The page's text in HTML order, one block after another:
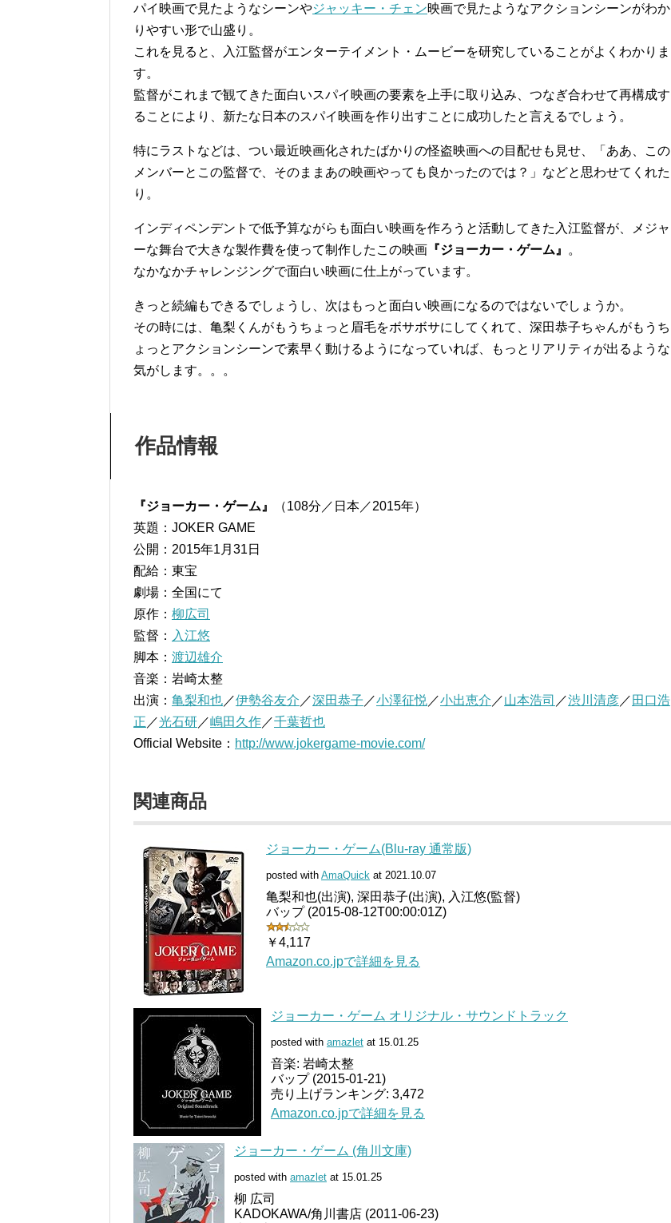
パイ映画で見たようなシーンやジャッキー・チェン映画で見たようなアクションシーンがわか
りやすい形で山盛り。
これを見ると、入江監督がエンターテイメント・ムービーを研究していることがよくわかりま
す。
監督がこれまで観てきた面白いスパイ映画の要素を上手に取り込み、つなぎ合わせて再構成す
ることにより、新たな日本のスパイ映画を作り出すことに成功したと言えるでしょう。
特にラストなどは、つい最近映画化されたばかりの怪盗映画への目配せも見せ、「ああ、この
メンバーとこの監督で、そのままあの映画やっても良かったのでは？」などと思わせてくれた
り。
インディペンデントで低予算ながらも面白い映画を作ろうと活動してきた入江監督が、メジャ
ーな舞台で大きな製作費を使って制作したこの映画 『ジョーカー・ゲーム』
。
なかなかチャレンジングで面白い映画に仕上がっています。
きっと続編もできるでしょうし、次はもっと面白い映画になるのではないでしょうか。
その時には、亀梨くんがもうちょっと眉毛をボサボサにしてくれて、深田恭子ちゃんがもうち
ょっとアクションシーンで素早く動けるようになっていれば、もっとリアリティが出るような
気がします。。。
作品情報
『ジョーカー・ゲーム』
（108分／日本／2015年）
英題：JOKER GAME
公開：2015年1月31日
配給：東宝
劇場：全国にて
原作： 柳広司
監督： 入江悠
脚本： 渡辺雄介
音楽：岩崎太整
出演： 亀梨和也／伊勢谷友介 ／深田恭子 ／小澤征悦／小出恵介 ／山本浩司 ／渋川清彦／ 田口浩
正 ／光石研／嶋田久作／千葉哲也
Official Website： http://www.jokergame-movie.com/
関連商品
ジョーカー・ゲーム(Blu-ray 通常版)
posted with AmaQuick at 2021.10.07
亀梨和也(出演), 深田恭子(出演), 入江悠(監督)
バップ (2015-08-12T00:00:01Z)
￥4,117
Amazon.co.jpで詳細を見る
ジョーカー・ゲーム オリジナル・サウンドトラック
posted with amazlet at 15.01.25
音楽: 岩崎太整
バップ (2015-01-21)
売り上げランキング: 3,472
Amazon.co.jpで詳細を見る
ジョーカー・ゲーム (角川文庫)
posted with amazlet at 15.01.25
柳 広司
KADOKAWA/角川書店 (2011-06-23)